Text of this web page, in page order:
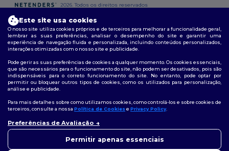
2026. Todos os direitos reservados
|Política de cookies|Mapa do Site
Este site usa cookies
O nosso site utiliza cookies próprios e de terceiros para melhorar a funcionalidade geral,
lembrar as suas preferências, analisar o desempenho do site e garantir uma
experiência de navegação fluida e personalizada, incluindo conteúdos personalizados,
interações otimizadas com o nosso site e publicidade.
Pode gerir as suas preferências de cookies a qualquer momento. Os cookies essenciais,
que são necessários para o funcionamento do site, não podem ser desativados, pois são
indispensáveis para o correto funcionamento do site. No entanto, pode optar por
permitir ou bloquear outros tipos de cookies, como os utilizados para personalização,
análise e publicidade.
Para mais detalhes sobre como utilizamos cookies, como controlá-los e sobre cookies de
terceiros, consulte a nossa Política de Cookiese Privacy Policy.
Preferências de Avaliação
Permitir apenas essenciais
questão, pode contactar-nos a